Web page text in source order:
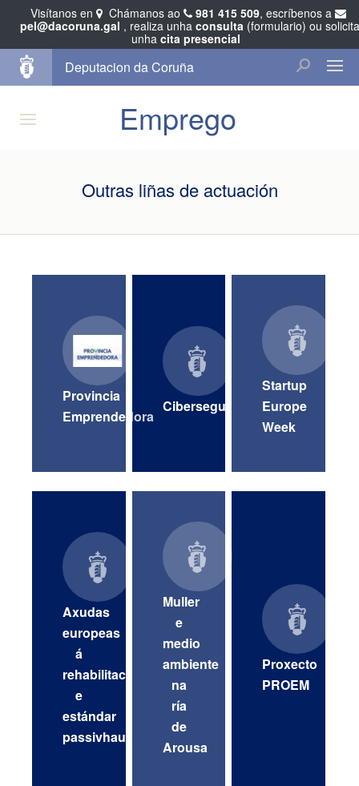
Deputacion da Coruña
Emprego
Outras liñas de actuación
Provincia
Emprendedora
Ciberseguridade
Startup
Europe
Week
Axudas
europeas
á
rehabilitación
e
estándar
passivhaus
Muller
e
medio
ambiente
na
ría
de
Arousa
Proxecto
PROEM
Visítanos en Chámanos ao 981 415 509, escríbenos a
pel@dacoruna.gal , realiza unha consulta(formulario) ou solicita
unha cita presencial